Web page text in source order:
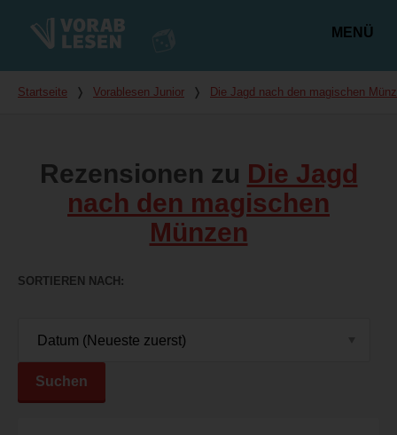
MENÜ
Du bist hier
Startseite ❭ Vorablesen Junior ❭ Die Jagd nach den magischen
Rezensionen zu Die Jagd
nach den magischen
Münzen
SORTIEREN NACH
Suchen